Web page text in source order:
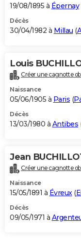
19/08/1895 à Épernay
Décès
30/04/1982 à Millau (
Louis
Créer une cagnotte
Naissance
05/06/1905 à Paris (
Décès
13/03/1980 à Antibes
Jean
Créer une cagnotte
Naissance
15/05/1891 à Évreux(
Décès
09/05/1971 à